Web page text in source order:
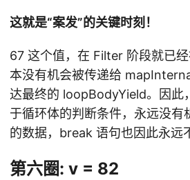
这就是“案发”的关键时刻！
67 这个值，在 Filter 阶段就已
本没有机会被传递给
达最终的 loopBodyYield。因此
于循环体的判断条件，永远没有
的数据，break 语句也因此永远
第六圈: v = 82